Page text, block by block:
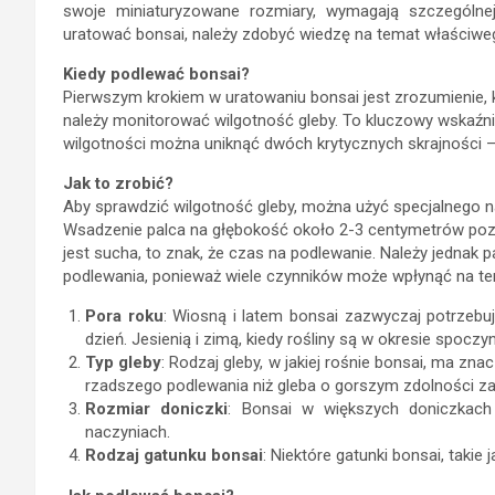
swoje miniaturyzowane rozmiary, wymagają
uratować bonsai, należy zdobyć wiedzę na temat
Kiedy podlewać bonsai?
Pierwszym krokiem w uratowaniu bonsai jest
należy monitorować wilgotność gleby. To kluczowy
wilgotności można uniknąć dwóch krytycznych skrajności
Jak to zrobić?
Aby sprawdzić wilgotność gleby, można użyć
Wsadzenie palca na głębokość około 2-3 centymetrów
jest sucha, to znak, że czas na podlewanie. Należy jednak
podlewania, ponieważ wiele czynników może wpłynąć na
Pora roku: Wiosną i latem bonsai zazwyczaj
dzień. Jesienią i zimą, kiedy rośliny są w okresie
Typ gleby: Rodzaj gleby, w jakiej rośnie bonsai, ma
rzadszego podlewania niż gleba o gorszym zdolności
Rozmiar doniczki: Bonsai w większych
naczyniach.
Rodzaj gatunku bonsai: Niektóre gatunki bonsai, takie